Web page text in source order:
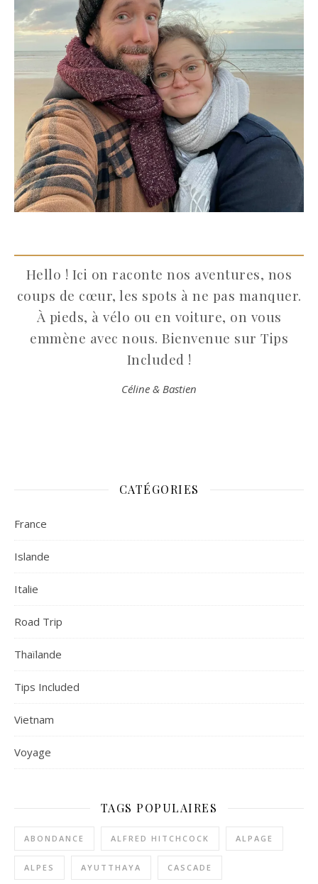
Hello ! Ici on raconte nos aventures, nos
coups de cœur, les spots à ne pas manquer.
À pieds, à vélo ou en voiture, on vous
emmène avec nous. Bienvenue sur Tips
Included !
Céline & Bastien
CATÉGORIES
France
Islande
Italie
Road Trip
Thaïlande
Tips Included
Vietnam
Voyage
TAGS POPULAIRES
ABONDANCE ALFRED HITCHCOCK ALPAGE
ALPES AYUTTHAYA CASCADE